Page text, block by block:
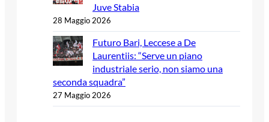
Juve Stabia
28 Maggio 2026
Futuro Bari, Leccese a De
Laurentiis: “Serve un piano
industriale serio, non siamo una
seconda squadra”
27 Maggio 2026